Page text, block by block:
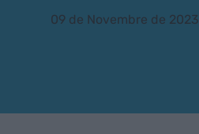
09 de Novembre de 2023